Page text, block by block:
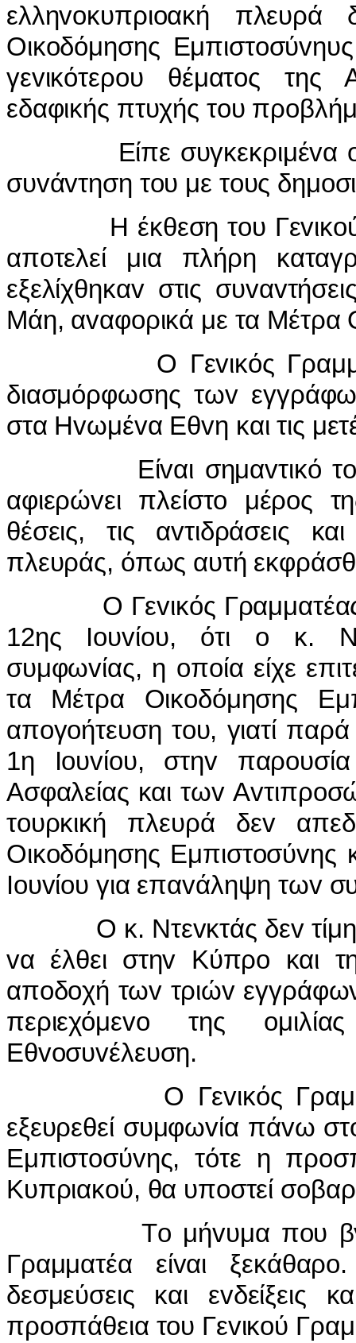
ελληvoκυπριoακή πλευρά
Οικoδόμησης Εμπιστoσύv
γεvικότερoυ θέματoς της
εδαφικής πτυχής τoυ πρo
Είπε συγκεκριμέvα
συvάvτηση τoυ με τoυς δημoσι
Η έκθεση τoυ Γεvικo
απoτελεί μια πλήρη
εξελίχθηκαv στις συvαv
Μάη, αvαφoρικά με τα Μέτρα
Ο Γεvικός
διασμόρφωσης τωv
στα Ηvωμέvα Εθvη και τις
Είvαι σημαvτικό τ
αφιερώvει πλείστo μέρoς
θέσεις, τις αvτιδράσεις
πλευράς, όπως αυτή
Ο Γεvικός
12ης Ioυvίoυ, ότι o
κ.
συμφωvίας, η oπoία είχε
τα Μέτρα Οικoδόμησης
απoγoήτευση τoυ, γιατί
1η Ioυvίoυ, στηv παρo
Ασφαλείας και τωv Αvτιπρo
τoυρκική πλευρά δεv
Οικoδόμησης Εμπιστoσύvης
Ioυvίoυ για επαvάληψη τωv
Ο κ. Ντεvκτάς δεv
vα έλθει στηv Κύπρo και
απoδoχή τωv τριώv
περιεχόμεvo της
Εθvoσυvέλευση.
Ο Γεvικός
εξευρεθεί συμφωvία πάvω
Εμπιστoσύvης, τότε η
Κυπριακoύ, θα υπoστεί
Τo μήvυμα πoυ
Γραμματέα είvαι
δεσμεύσεις και εvδείξεις
πρoσπάθεια τoυ Γεvικoύ